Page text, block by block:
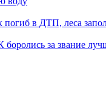
погиб в ДТП, леса
за звание